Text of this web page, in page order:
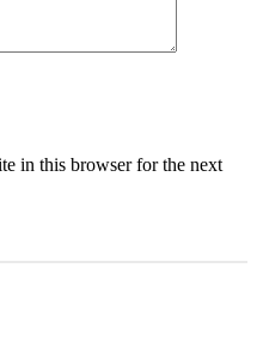
in this browser for the next